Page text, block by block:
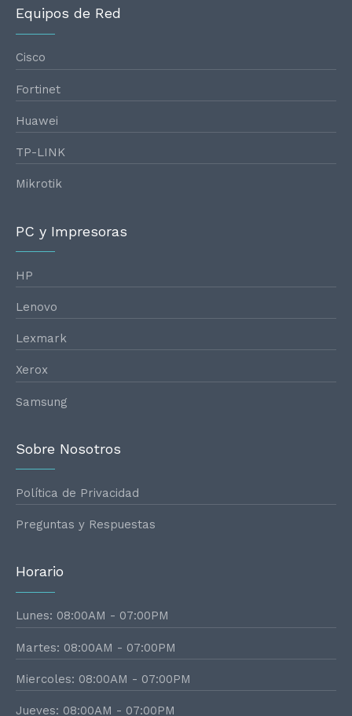
Equipos de Red
Cisco
Fortinet
Huawei
TP-LINK
Mikrotik
PC y Impresoras
HP
Lenovo
Lexmark
Xerox
Samsung
Sobre Nosotros
Política de Privacidad
Preguntas y Respuestas
Horario
Lunes: 08:00AM - 07:00PM
Martes: 08:00AM - 07:00PM
Miercoles: 08:00AM - 07:00PM
Jueves: 08:00AM - 07:00PM